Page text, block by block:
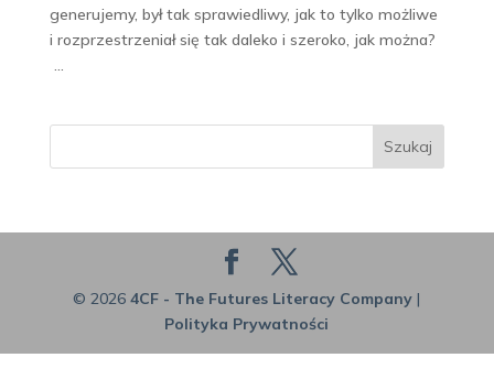
generujemy, był tak sprawiedliwy, jak to tylko możliwe
i rozprzestrzeniał się tak daleko i szeroko, jak można?
...
Szukaj
© 2026 4CF - The Futures Literacy Company|
Polityka Prywatności